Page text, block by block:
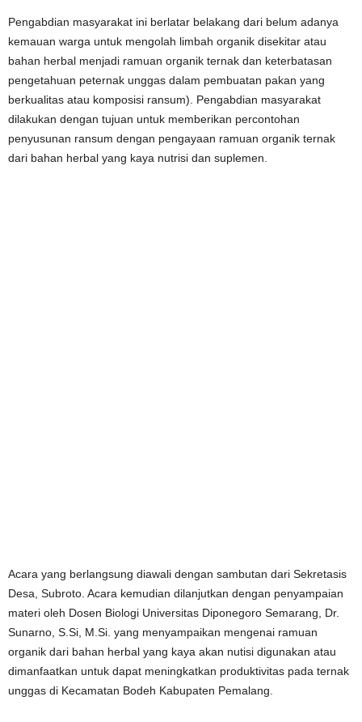
Pengabdian masyarakat ini berlatar belakang dari belum adanya
kemauan warga untuk mengolah limbah organik disekitar atau
bahan herbal menjadi ramuan organik ternak dan keterbatasan
pengetahuan peternak unggas dalam pembuatan pakan yang
berkualitas atau komposisi ransum). Pengabdian masyarakat
dilakukan dengan tujuan untuk memberikan percontohan
penyusunan ransum dengan pengayaan ramuan organik ternak
dari bahan herbal yang kaya nutrisi dan suplemen.
Acara yang berlangsung diawali dengan sambutan dari Sekretasis
Desa, Subroto. Acara kemudian dilanjutkan dengan penyampaian
materi oleh Dosen Biologi Universitas Diponegoro Semarang, Dr.
Sunarno, S.Si, M.Si. yang menyampaikan mengenai ramuan
organik dari bahan herbal yang kaya akan nutisi digunakan atau
dimanfaatkan untuk dapat meningkatkan produktivitas pada ternak
unggas di Kecamatan Bodeh Kabupaten Pemalang.